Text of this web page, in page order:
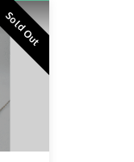
Sold Out